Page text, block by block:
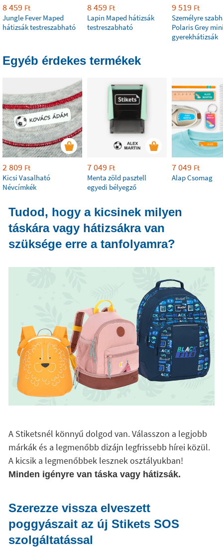
8 459 Ft
Jungle Fever Maped
hátizsák testreszabható
8 459 Ft
Lapin Maped hátizsák
testreszabható
9 519 Ft
Személyre
Polaris Grey
gyerekhátizsák
Egyéb érdekes termékek
2 809 Ft
Kicsi Vasalható
Névcímkék
7 049 Ft
Menta zöld pasztell
egyedi bélyegző
7 049 Ft
Alap Csomag
Tudod, hogy a kicsinek milyen
táskára vagy hátizsákra van
szüksége erre a tanfolyamra?
A Stiketsnél könnyű dolgod van. Válasszon a legjobb
márkák és a legmenőbb dizájn legfrissebb hírei közül.
A kicsik a legmenőbbek lesznek osztályukban!
Minden igényre van táska vagy hátizsák.
Szerezze vissza elveszett
poggyászait az új Stikets SOS
szolgáltatással